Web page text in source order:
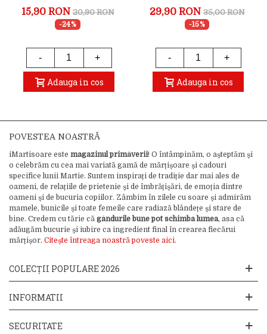
15,90 RON 20,90 RON
-24%
- +
Adauga in cos
Constelatie Zodia
Scorpion
29,90 RON 35,00 RON
-15%
- +
Adauga in cos
POVESTEA NOASTRĂ
iMartisoare este magazinul primăverii! O întâmpinăm, o așteptăm și
o celebrăm cu cea mai variată gamă de mărțișoare și cadouri
specifice lunii Martie. Suntem inspirați de tradiție dar mai ales de
oameni, de relațiile de prietenie și de îmbrățișări, de emoția dintre
oameni și de bucuria copiilor. Zâmbim în zilele cu soare și admirăm
mamele, bunicile și toate femeile care radiază blândețe și stare de
bine. Credem cu tărie că gândurile bune pot schimba lumea, asa că
adăugăm bucurie și iubire ca ingredient final în crearea fiecărui
mărțișor. Citește întreaga noastră poveste aici.
COLECȚII POPULARE 2026
INFORMATII
SECURITATE